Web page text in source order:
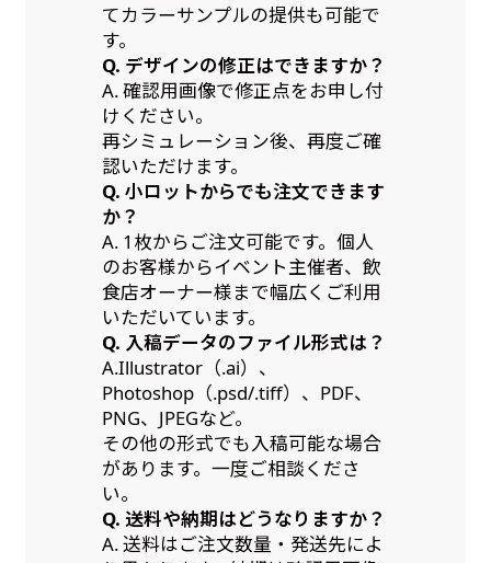
てカラーサンプルの提供も可能で
す。
Q. デザインの修正はできますか？
A. 確認用画像で修正点をお申し付
けください。
再シミュレーション後、再度ご確
認いただけます。
Q. 小ロットからでも注文できます
か？
A. 1枚からご注文可能です。個人
のお客様からイベント主催者、飲
食店オーナー様まで幅広くご利用
いただいています。
Q. 入稿データのファイル形式は？
A.Illustrator（.ai）、
Photoshop（.psd/.tiff）、PDF、
PNG、JPEGなど。
その他の形式でも入稿可能な場合
があります。一度ご相談くださ
い。
Q. 送料や納期はどうなりますか？
A. 送料はご注文数量・発送先によ